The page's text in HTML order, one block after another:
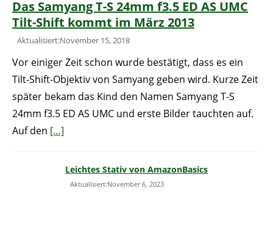
Das Samyang T-S 24mm f3.5 ED AS UMC
Tilt-Shift kommt im März 2013
Aktualisiert:November 15, 2018
Vor einiger Zeit schon wurde bestätigt, dass es ein
Tilt-Shift-Objektiv von Samyang geben wird. Kurze Zeit
später bekam das Kind den Namen Samyang T-S
24mm f3.5 ED AS UMC und erste Bilder tauchten auf.
Auf den […]
Leichtes Stativ von AmazonBasics
Aktualisiert:November 6, 2023